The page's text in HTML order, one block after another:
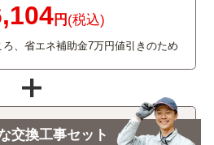
円 (税込)
、省エネ補助金7万円値引きのため
交換工事セット